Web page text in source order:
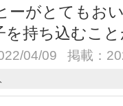
ーがとてもお
を持ち込むこ
04/09 掲載：